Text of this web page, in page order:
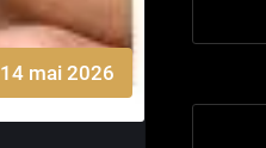
14 mai 2026